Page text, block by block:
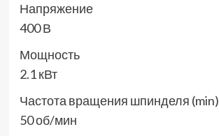
Напряжение
400 В
Мощность
2.1 кВт
Частота вращения шпинделя (min)
50 об/мин